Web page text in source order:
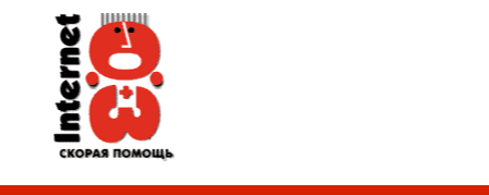
Internet
Скорая помощь